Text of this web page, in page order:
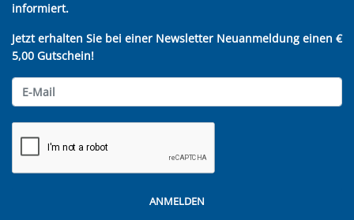
informiert.
Jetzt erhalten Sie bei einer Newsletter Neuanmeldung einen €
5,00 Gutschein!
ANMELDEN